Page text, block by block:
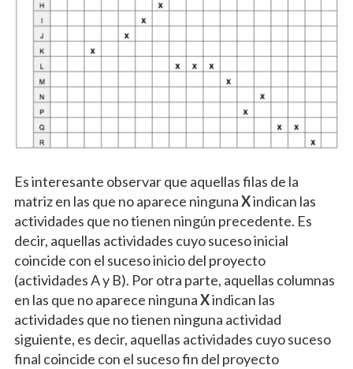
Es interesante observar que aquellas filas de la
matriz en las que no aparece ningunaXindican las
actividades que no tienen ningún precedente. Es
decir, aquellas actividades cuyo suceso inicial
coincide con el suceso inicio del proyecto
(actividades A y B). Por otra parte, aquellas columnas
en las que no aparece ningunaXindican las
actividades que no tienen ninguna actividad
siguiente, es decir, aquellas actividades cuyo suceso
final coincide con el suceso fin del proyecto